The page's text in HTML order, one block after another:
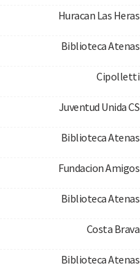
Huracan Las Heras
Biblioteca Atenas
Cipolletti
Juventud Unida CS
Biblioteca Atenas
Fundacion Amigos
Biblioteca Atenas
Costa Brava
Biblioteca Atenas